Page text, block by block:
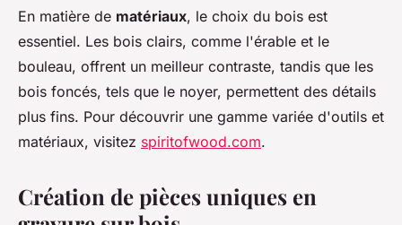
En matière de matériaux, le choix du bois est
essentiel. Les bois clairs, comme l'érable et le
bouleau, offrent un meilleur contraste, tandis que les
bois foncés, tels que le noyer, permettent des détails
plus fins. Pour découvrir une gamme variée d'outils et
matériaux, visitez spiritofwood.com.
Création de pièces uniques en